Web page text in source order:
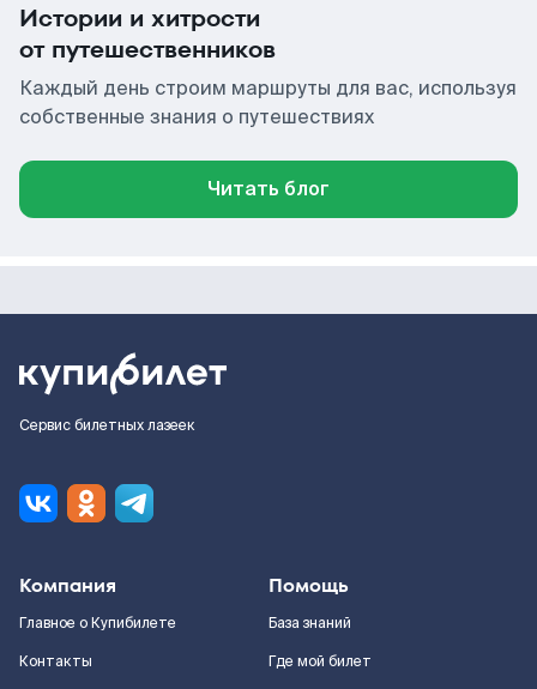
Истории и хитрости
от путешественников
Каждый день строим маршруты для вас, используя
собственные знания о путешествиях
Читать блог
Сервис билетных лазеек
Компания
Главное о Купибилете
Контакты
Помощь
База знаний
Где мой билет